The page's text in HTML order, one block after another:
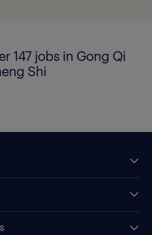
147 jobs in Gong Qi
Shi